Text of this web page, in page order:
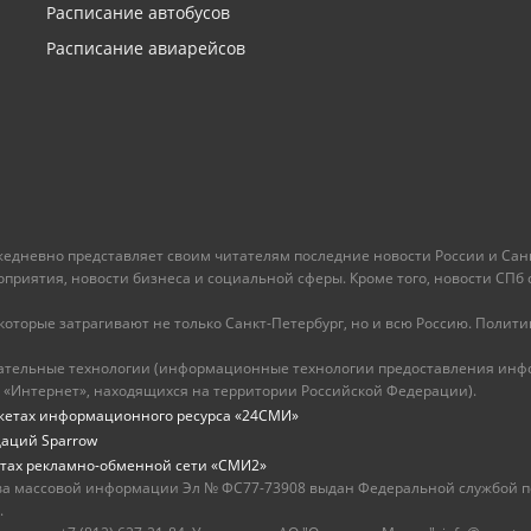
Расписание автобусов
Расписание авиарейсов
представляет своим читателям последние новости России и
новости бизнеса и социальной сферы. Кроме того, новости СПб
затрагивают не только Санкт-Петербург, но и всю Россию.
технологии (информационные технологии предоставления
находящихся на территории Российской Федерации).
информационного ресурса «24СМИ»
Sparrow
рекламно-обменной сети «СМИ2»
массовой информации Эл № ФС77-73908 выдан Федеральной службой